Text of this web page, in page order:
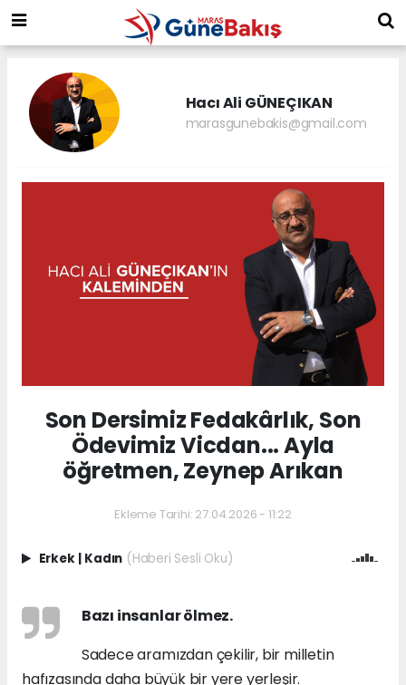
Hacı Ali GÜNEÇIKAN
marasgunebakis@gmail.com
Son Dersimiz Fedakârlık, Son
Ödevimiz Vicdan... Ayla
öğretmen, Zeynep Arıkan
Ekleme Tarihi: 27.04.2026 - 11:22
Erkek | Kadın (Haberi Sesli Oku)
Bazı insanlar ölmez.
Sadece aramızdan çekilir, bir milletin
hafızasında daha büyük bir yere yerleşir.